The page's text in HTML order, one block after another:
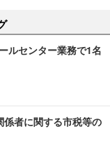
ルセンター業務で1名
者に関する市税等の